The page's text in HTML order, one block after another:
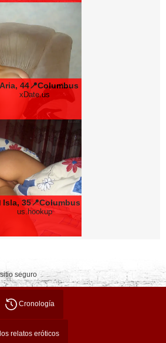
Aria, 44📍Columbus
xDate.us
Isla, 35📍Columbus
us.hookup
seguro
Cronología
relatos eróticos